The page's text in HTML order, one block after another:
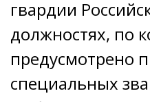
гвардии
должностях, по
предусмотрено
специальных